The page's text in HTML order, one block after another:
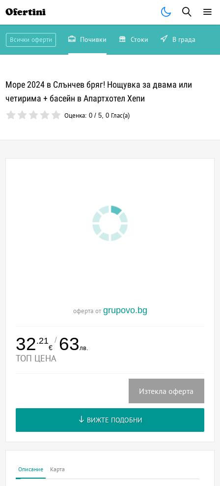
Ofertini
Всички оферти Почивки Стоки В града
Море 2024 в Слънчев бряг! Нощувка за двама или
четирима + басейн в Апартхотел Хепи
Оценка:0 /5,0 Глас(а)
оферта от grupovo.bg
32.21
€
/ 63лв.
ТОП ЦЕНА
Изтекла оферта
ВИЖТЕ ПОДОБНИ
Описание Карта